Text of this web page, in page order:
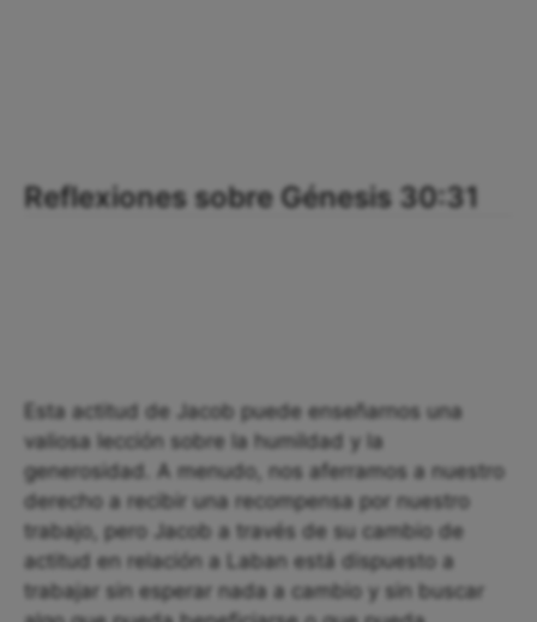
Reflexiones sobre Génesis 30:31
Esta actitud de Jacob puede enseñarnos una
valiosa lección sobre la humildad y la
generosidad. A menudo, nos aferramos a nuestro
derecho a recibir una recompensa por nuestro
trabajo, pero Jacob a través de su cambio de
actitud en relación a Laban está dispuesto a
trabajar sin esperar nada a cambio y sin buscar